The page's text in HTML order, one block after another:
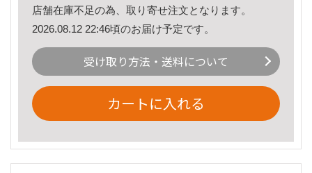
店舗在庫不足の為、取り寄せ注文となります。
2026.08.12 22:46頃のお届け予定です。
受け取り方法・送料について
カートに入れる